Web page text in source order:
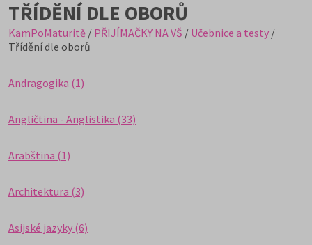
TŘÍDĚNÍ DLE OBORŮ
KamPoMaturitě / PŘIJÍMAČKY NA VŠ / Učebnice a testy /
Třídění dle oborů
Andragogika (1)
Angličtina - Anglistika (33)
Arabština (1)
Architektura (3)
Asijské jazyky (6)